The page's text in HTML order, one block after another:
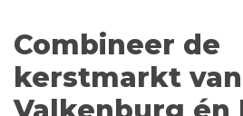
Combineer de
kerstmarkt van